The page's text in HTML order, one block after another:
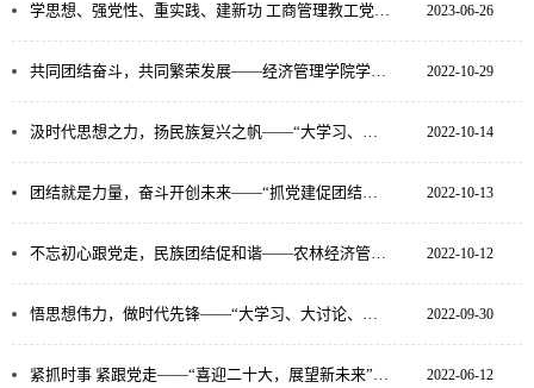
2023-06-26
学思想、强党性、重实践、建新功 工商管理教工党支部开展“沿着总书记足迹、感悟思想伟力” 主题党日活...
2022-10-29
共同团结奋斗，共同繁荣发展——经济管理学院学术型研究生党支部“铸牢中华民族共同体意识”主题党日活...
2022-10-14
汲时代思想之力，扬民族复兴之帆——“大学习、大讨论、大宣传、大实践；学讲话、悟思想、见行动、当先...
2022-10-13
团结就是力量，奋斗开创未来——“抓党建促团结进步·铸牢中华民族共同体意识” 顺利举行
2022-10-12
不忘初心跟党走，民族团结促和谐——农林经济管理本科生党支部召开“抓党建促团结进步·铸牢中华民族共同...
2022-09-30
悟思想伟力，做时代先锋——“大学习、大讨论、大宣传、大实践；学讲话、悟思想、见行动，当先锋”系列...
2022-06-12
紧抓时事 紧跟党走——“喜迎二十大，展望新未来”主题党日活动顺利举行